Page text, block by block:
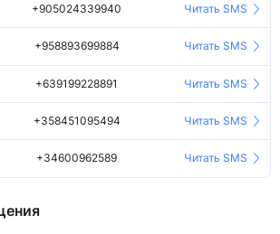
+905024339940 Читать SMS
+958893699884 Читать SMS
+639199228891 Читать SMS
+358451095494 Читать SMS
+34600962589 Читать SMS